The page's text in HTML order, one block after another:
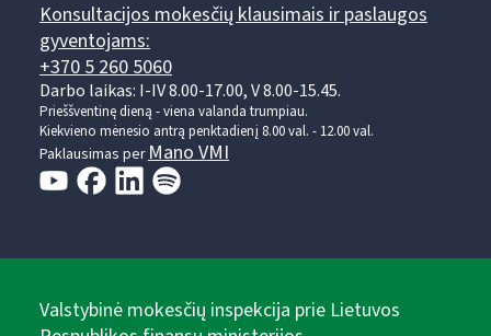
Konsultacijos mokesčių klausimais ir paslaugos
gyventojams:
+370 5 260 5060
Darbo laikas: I-IV 8.00-17.00, V 8.00-15.45.
Prieššventinę dieną - viena valanda trumpiau.
Kiekvieno mėnesio antrą penktadienį 8.00 val. - 12.00 val.
Paklausimas perMano VMI
Valstybinė mokesčių inspekcija prie Lietuvos